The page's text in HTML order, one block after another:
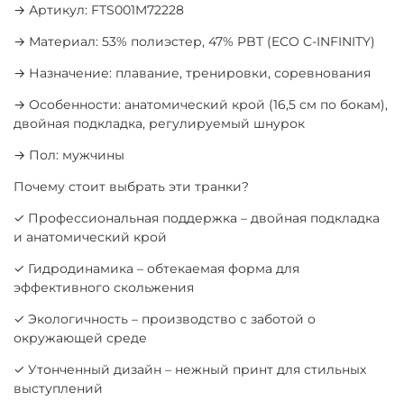
→ Артикул: FTS001M72228
→ Материал: 53% полиэстер, 47% PBT (ECO C-INFINITY)
→ Назначение: плавание, тренировки, соревнования
→ Особенности: анатомический крой (16,5 см по бокам),
двойная подкладка, регулируемый шнурок
→ Пол: мужчины
Почему стоит выбрать эти транки?
✓ Профессиональная поддержка – двойная подкладка
и анатомический крой
✓ Гидродинамика – обтекаемая форма для
эффективного скольжения
✓ Экологичность – производство с заботой о
окружающей среде
✓ Утонченный дизайн – нежный принт для стильных
выступлений